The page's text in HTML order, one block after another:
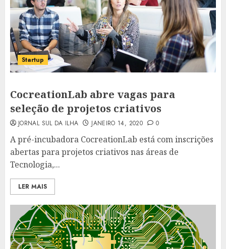
Startup
CocreationLab abre vagas para
seleção de projetos criativos
JORNAL SUL DA ILHA JANEIRO 14, 2020 0
A pré-incubadora CocreationLab está com inscrições
abertas para projetos criativos nas áreas de
Tecnologia,...
LER MAIS